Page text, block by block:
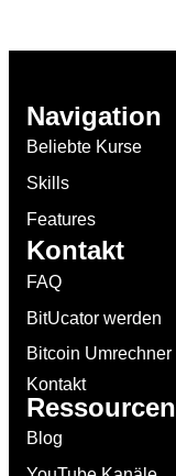
Navigation
Beliebte Kurse
Skills
Features
Kontakt
FAQ
BitUcator werden
Bitcoin Umrechner
Kontakt
Ressourcen
Blog